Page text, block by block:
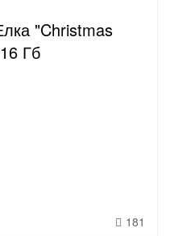
"Christmas
Гб
181